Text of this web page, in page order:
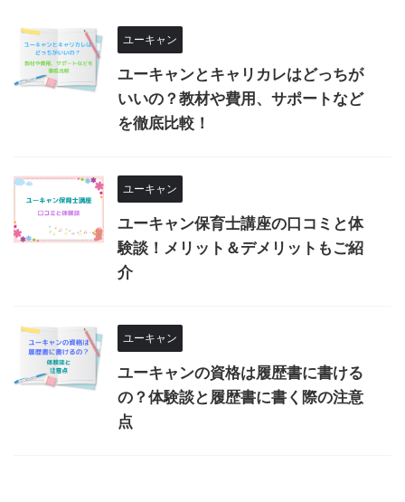
ユーキャン
ユーキャンとキャリカレはどっちが
いいの？教材や費用、サポートなど
を徹底比較！
ユーキャン
ユーキャン保育士講座の口コミと体
験談！メリット＆デメリットもご紹
介
ユーキャン
ユーキャンの資格は履歴書に書ける
の？体験談と履歴書に書く際の注意
点